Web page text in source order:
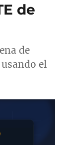
de
de
el